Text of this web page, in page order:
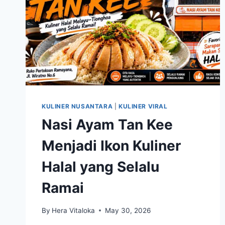
KULINER NUSANTARA KULINER VIRAL
Nasi Ayam Tan Kee
Menjadi Ikon Kuliner
Halal yang Selalu
Ramai
By Hera Vitaloka May 30, 2026